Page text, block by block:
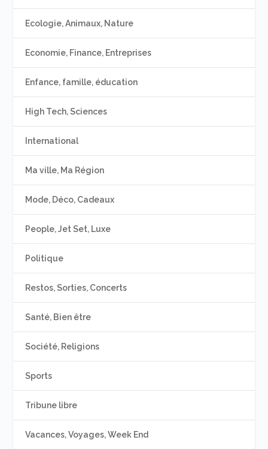
Ecologie, Animaux, Nature
Economie, Finance, Entreprises
Enfance, famille, éducation
High Tech, Sciences
International
Ma ville, Ma Région
Mode, Déco, Cadeaux
People, Jet Set, Luxe
Politique
Restos, Sorties, Concerts
Santé, Bien être
Société, Religions
Sports
Tribune libre
Vacances, Voyages, Week End